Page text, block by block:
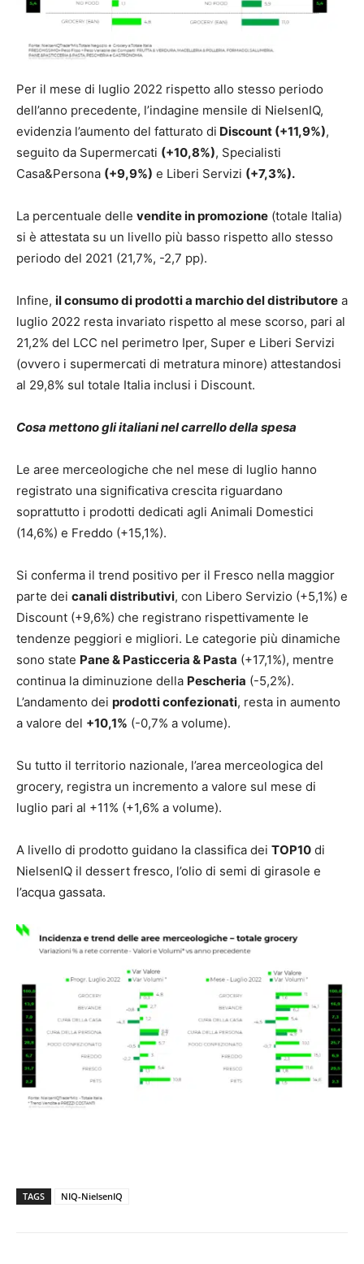
Per il mese di luglio 2022 rispetto allo stesso periodo
dell’anno precedente, l’indagine mensile di NielsenIQ,
evidenzia l’aumento del fatturato di Discount (+11,9%),
seguito da Supermercati (+10,8%), Specialisti
Casa&Persona (+9,9%) e Liberi Servizi (+7,3%).
La percentuale delle vendite in promozione (totale Italia)
si è attestata su un livello più basso rispetto allo stesso
periodo del 2021 (21,7%, -2,7 pp).
Infine, il consumo di prodotti a marchio del distributore a
luglio 2022 resta invariato rispetto al mese scorso, pari al
21,2% del LCC nel perimetro Iper, Super e Liberi Servizi
(ovvero i supermercati di metratura minore) attestandosi
al 29,8% sul totale Italia inclusi i Discount.
Cosa mettono gli italiani nel carrello della spesa
Le aree merceologiche che nel mese di luglio hanno
registrato una significativa crescita riguardano
soprattutto i prodotti dedicati agli Animali Domestici
(14,6%) e Freddo (+15,1%).
Si conferma il trend positivo per il Fresco nella maggior
parte dei canali distributivi, con Libero Servizio (+5,1%) e
Discount (+9,6%) che registrano rispettivamente le
tendenze peggiori e migliori. Le categorie più dinamiche
sono state Pane & Pasticceria & Pasta (+17,1%), mentre
continua la diminuzione della Pescheria (-5,2%).
L’andamento dei prodotti confezionati, resta in aumento
a valore del +10,1% (-0,7% a volume).
Su tutto il territorio nazionale, l’area merceologica del
grocery, registra un incremento a valore sul mese di
luglio pari al +11% (+1,6% a volume).
A livello di prodotto guidano la classifica dei TOP10 di
NielsenIQ il dessert fresco, l’olio di semi di girasole e
l’acqua gassata.
TAGS NIQ-NielsenIQ